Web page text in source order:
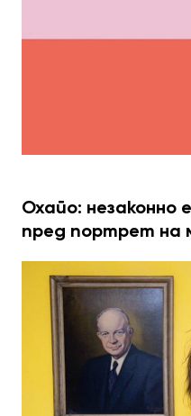
Охайо: незаконно
пред портрет на